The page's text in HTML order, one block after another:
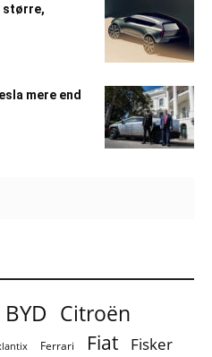
større,
mere end
BYD Citroën
Ferrari Fiat Fisker